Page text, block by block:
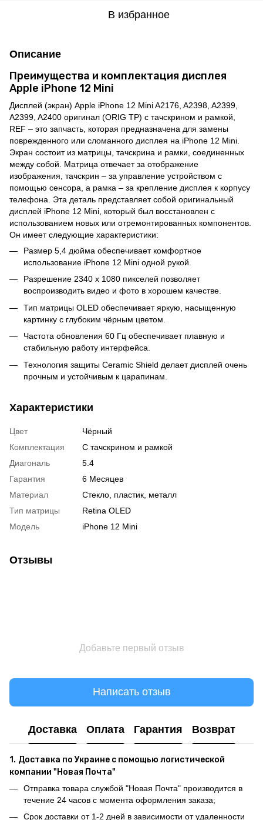
В избранное
Описание
Преимущества и комплектация дисплея
Apple iPhone 12 Mini
Дисплей (экран) Apple iPhone 12 Mini A2176, A2398, A2399,
A2399, A2400 оригинал (ORIG TP) с тачскрином и рамкой,
REF – это запчасть, которая предназначена для замены
поврежденного или сломанного дисплея на iPhone 12 Mini.
Экран состоит из матрицы, тачскрина и рамки, соединенных
между собой. Матрица отвечает за отображение
изображения, тачскрин – за управление устройством с
помощью сенсора, а рамка – за крепление дисплея к корпусу
телефона. Эта деталь представляет собой оригинальный
дисплей iPhone 12 Mini, который был восстановлен с
использованием новых или отремонтированных компонентов.
Он имеет следующие характеристики:
Размер 5,4 дюйма обеспечивает комфортное
использование iPhone 12 Mini одной рукой.
Разрешение 2340 x 1080 пикселей позволяет
воспроизводить видео и фото в хорошем качестве.
Тип матрицы OLED обеспечивает яркую, насыщенную
картинку с глубоким чёрным цветом.
Частота обновления 60 Гц обеспечивает плавную и
стабильную работу интерфейса.
Технология защиты Ceramic Shield делает дисплей очень
прочным и устойчивым к царапинам.
Характеристики
Цвет
Чёрный
Комплектация
С тачскрином и рамкой
Диагональ
5.4
Гарантия
6 Месяцев
Материал
Стекло, пластик, металл
Тип матрицы
Retina OLED
Модель
iPhone 12 Mini
Отзывы
Добавьте первый отзыв
Написать отзыв
Доставка Оплата Гарантия Возврат
1. Доставка по Украине с помощью логистической
компании "Новая Почта"
Отправка товара службой "Новая Почта" производится в
течение 24 часов с момента оформления заказа;
Срок доставки от 1-2 дней в зависимости от удаленности